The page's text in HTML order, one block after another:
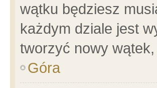
wątku będziesz
każdym dziale jest
tworzyć nowy
Góra